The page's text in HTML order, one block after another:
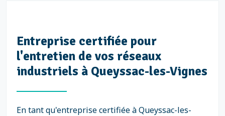
Entreprise certifiée pour
l'entretien de vos réseaux
industriels à Queyssac-les-Vignes
En tant qu'entreprise certifiée à Queyssac-les-